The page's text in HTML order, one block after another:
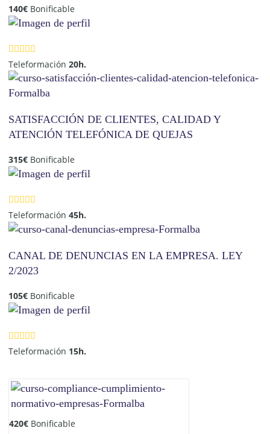
140€ Bonificable
Teleformación20h.
SATISFACCIÓN DE CLIENTES, CALIDAD Y
ATENCIÓN TELEFÓNICA DE QUEJAS
315€ Bonificable
Teleformación45h.
CANAL DE DENUNCIAS EN LA EMPRESA. LEY
2/2023
105€ Bonificable
Teleformación 15h.
420€ Bonificable